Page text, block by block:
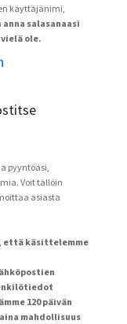
käyttäjänimi,
salasanaasi
ole.
pyyntöäsi,
Voit tällöin
asiasta
että käsittelemme
120 päivän
mahdollisuus